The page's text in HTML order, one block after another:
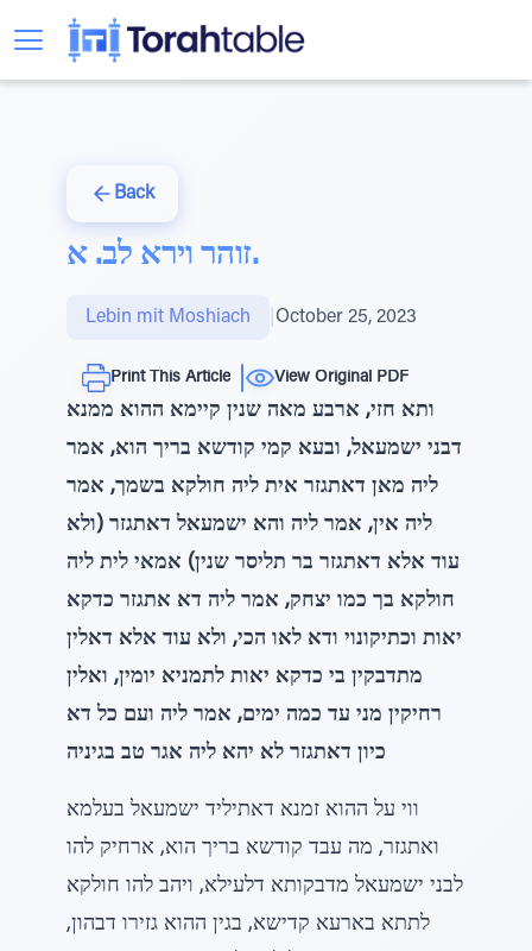
Back
זוהר וירא לב. א.
Lebin mit Moshiach October 25, 2023
Print This Article View Original PDF
ותא חזי, ארבע מאה שנין קיימא ההוא ממנא
דבני ישמעאל, ובעא קמי קודשא בריך הוא, אמר
ליה מאן דאתגזר אית ליה חולקא בשמך, אמר
ליה אין, אמר ליה והא ישמעאל דאתגזר (ולא
עוד אלא דאתגזר בר תליסר שנין) אמאי לית ליה
חולקא בך כמו יצחק, אמר ליה דא אתגזר כדקא
יאות וכתיקונוי ודא לאו הכי, ולא עוד אלא דאלין
מתדבקין בי כדקא יאות לתמניא יומין, ואלין
רחיקין מני עד כמה ימים, אמר ליה ועם כל דא
כיון דאתגזר לא יהא ליה אגר טב בגיניה
ווי על ההוא זמנא דאתיליד ישמעאל בעלמא
ואתגזר, מה עבד קודשא בריך הוא, ארחיק להו
לבני ישמעאל מדבקותא דלעילא, ויהב להו חולקא
לתתא בארעא קדישא, בגין ההוא גזירו דבהון,